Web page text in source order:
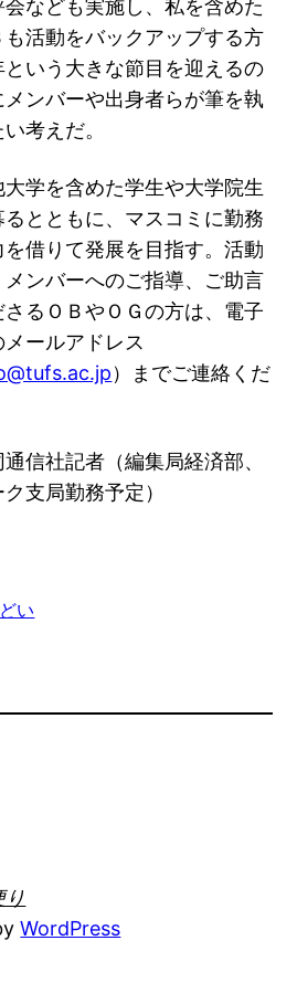
なども実施し、私を含めた
活動をバックアップする方
いう大きな節目を迎えるの
ンバーや出身者らが筆を執
考えだ。
学を含めた学生や大学院生
とともに、マスコミに勤務
借りて発展を目指す。活動
ンバーへのご指導、ご助言
るＯＢやＯＧの方は、電子
ールアドレス
）までご連絡くだ
信社記者（編集局経済部、
支局勤務予定）
い
WordPress